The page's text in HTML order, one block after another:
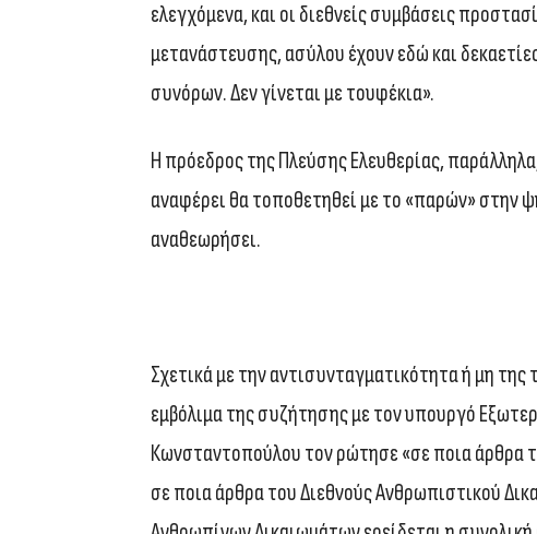
ελεγχόμενα, και οι διεθνείς συμβάσεις
μετανάστευσης, ασύλου έχουν εδώ και
συνόρων. Δεν γίνεται με τουφέκια».
Η πρόεδρος της Πλεύσης Ελευθερίας,
αναφέρει θα τοποθετηθεί με το «παρών» στην
αναθεωρήσει.
Σχετικά με την αντισυνταγματικότητα ή μη
εμβόλιμα της συζήτησης με τον υπουργό
Κωνσταντοπούλου τον ρώτησε «σε ποια άρθρα
σε ποια άρθρα του Διεθνούς Ανθρωπιστικού